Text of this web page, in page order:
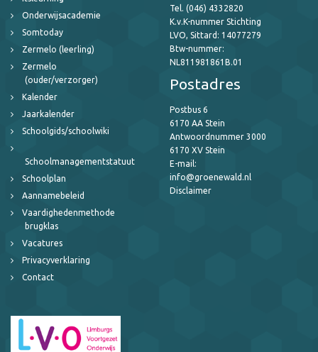
Onderwijsacademie
Somtoday
Zermelo (leerling)
Zermelo
(ouder/verzorger)
Kalender
Jaarkalender
Schoolgids/schoolwiki
Schoolmanagementstatuut
Schoolplan
Aannamebeleid
Vaardighedenmethode
brugklas
Vacatures
Privacyverklaring
Contact
Tel. (046) 4332820
K.v.K-nummer Stichting
LVO, Sittard: 14077279
Btw-nummer:
NL811981861B.01
Postadres
Postbus 6
6170 AA Stein
Antwoordnummer 3000
6170 XV Stein
E-mail:
info@groenewald.nl
Disclaimer